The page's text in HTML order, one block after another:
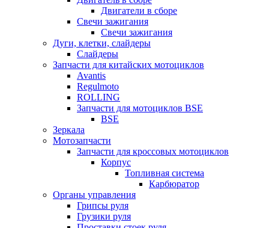
Двигатели в сборе
Свечи зажигания
Свечи зажигания
Дуги, клетки, слайдеры
Слайдеры
Запчасти для китайских мотоциклов
Avantis
Regulmoto
ROLLING
Запчасти для мотоциклов BSE
BSE
Зеркала
Мотозапчасти
Запчасти для кроссовых мотоциклов
Корпус
Топливная система
Карбюратор
Органы управления
Грипсы руля
Грузики руля